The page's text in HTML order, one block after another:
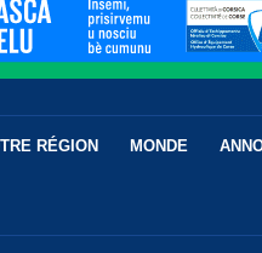
RÉGION MONDE